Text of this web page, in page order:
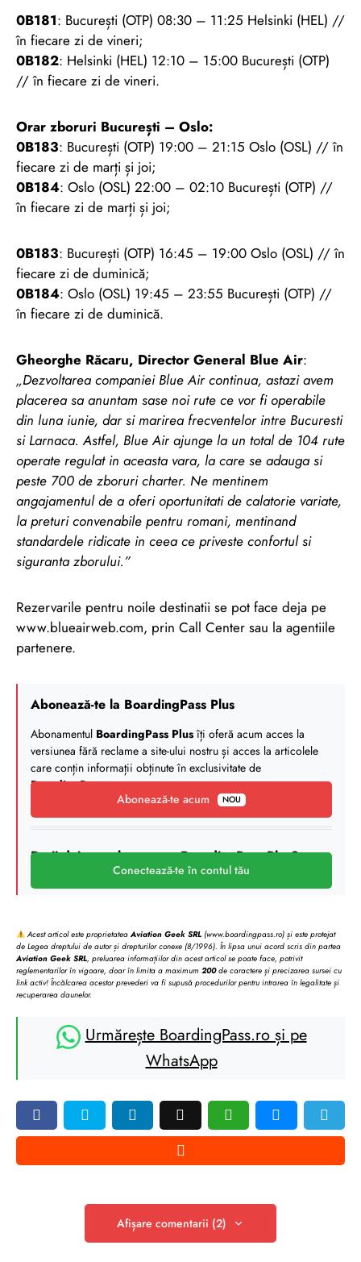
0B181: București (OTP) 08:30 – 11:25 Helsinki (HEL) //
în fiecare zi de vineri;
0B182: Helsinki (HEL) 12:10 – 15:00 București (OTP)
// în fiecare zi de vineri.
Orar zboruri București – Oslo:
0B183: București (OTP) 19:00 – 21:15 Oslo (OSL) // în
fiecare zi de marți și joi;
0B184: Oslo (OSL) 22:00 – 02:10 București (OTP) //
în fiecare zi de marți și joi;
0B183: București (OTP) 16:45 – 19:00 Oslo (OSL) // în
fiecare zi de duminică;
0B184: Oslo (OSL) 19:45 – 23:55 București (OTP) //
în fiecare zi de duminică.
Gheorghe Răcaru, Director General Blue Air:
„Dezvoltarea companiei Blue Air continua, astazi avem
placerea sa anuntam sase noi rute ce vor fi operabile
din luna iunie, dar si marirea frecventelor intre Bucuresti
si Larnaca. Astfel, Blue Air ajunge la un total de 104 rute
operate regulat in aceasta vara, la care se adauga si
peste 700 de zboruri charter. Ne mentinem
angajamentul de a oferi oportunitati de calatorie variate,
la preturi convenabile pentru romani, mentinand
standardele ridicate in ceea ce priveste confortul si
siguranta zborului.”
Rezervarile pentru noile destinatii se pot face deja pe
www.blueairweb.com, prin Call Center sau la agentiile
partenere.
Abonează-te la BoardingPass Plus
Abonamentul BoardingPass Plusîți oferă acum acces la
versiunea fără reclame a site-ului nostru și acces la articolele
care conțin informații obținute în exclusivitate de
BoardingPass.
Abonează-te acum
NOU
Deții deja un abonament BoardingPass Plus?
Conectează-te în contul tău
Acest articol este proprietateaAviation Geek SRL (www.boardingpass.ro) și este protejat
de Legea dreptului de autor și drepturilor conexe (8/1996). În lipsa unui acord scris din partea
Aviation Geek SRL, preluarea informațiilor din acest articol se poate face, potrivit
reglementarilor în vigoare, doar în limita a maximum 200de caractere și precizarea sursei cu
link activ! Încălcarea acestor prevederi va fi supusă procedurilor pentru intrarea în legalitate și
recuperarea daunelor.
Urmărește BoardingPass.ro și pe
WhatsApp
Afișare comentarii (2)